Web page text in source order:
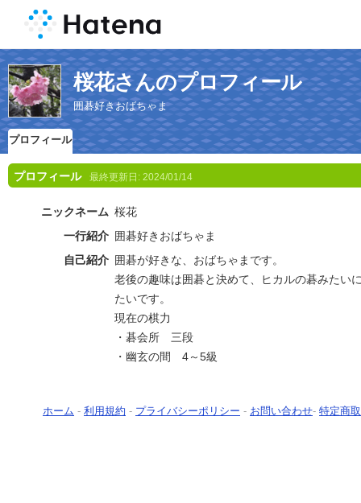
桜花さんのプロフィール
囲碁好きおばちゃま
プロフィール
プロフィール 最終更新日: 2024/01/14
ニックネーム 桜花
一行紹介 囲碁好きおばちゃま
自己紹介 囲碁が好きな、おばちゃまです。
老後の趣味は囲碁と決めて、ヒカルの碁みたい
たいです。
現在の棋力
・碁会所 三段
・幽玄の間 4～5級
ホーム - 利用規約 - プライバシーポリシー - お問い合わせ- 特定商